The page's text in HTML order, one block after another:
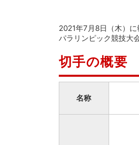
2021年7月8日（木）
パラリンピック競技大
切手の概要
名称